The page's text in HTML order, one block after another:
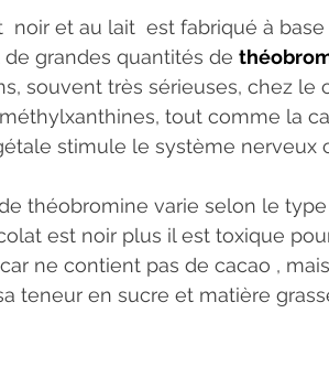
grandes quantités de
souvent très sérieuses, chez
tout comme la
stimule le système nerveux
théobromine varie selon le
ne contient pas de cacao ,
teneur en sucre et matière